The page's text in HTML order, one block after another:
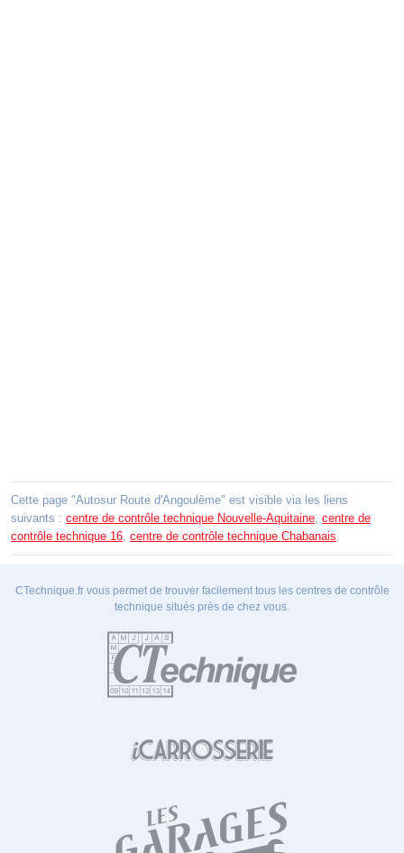
Cette page "Autosur Route d'Angoulême" est visible via les liens
suivants : centre de contrôle technique Nouvelle-Aquitaine, centre de
contrôle technique 16, centre de contrôle technique Chabanais.
CTechnique.fr vous permet de trouver facilement tous les centres de contrôle
technique situés près de chez vous.